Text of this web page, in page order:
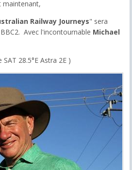
maintenant,
Railway Journeys" sera
Avec l'incontournable Michael
28.5°E Astra 2E )